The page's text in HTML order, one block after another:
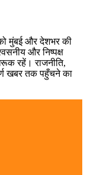
मुंबई और देशभर की
और निष्पक्ष
रहें। राजनीति,
खबर तक पहुँचने का